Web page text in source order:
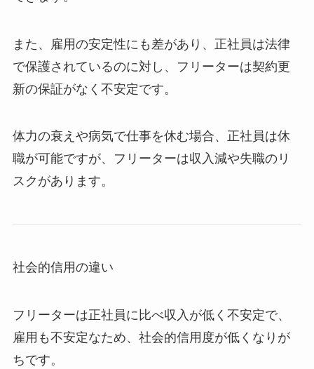
また、雇用の安定性にも差があり、正社員は法律
で保護されているのに対し、フリーターは契約更
新の保証がなく不安定です。
体力の衰えや病気で仕事を休む場合、正社員は休
職が可能ですが、フリーターは収入減や失職のリ
スクがあります。
社会的信用の違い
フリーターは正社員に比べ収入が低く不安定で、
雇用も不安定なため、社会的信用度が低くなりが
ちです。